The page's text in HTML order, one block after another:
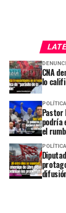
CNA
lo
Pastor
podría
el